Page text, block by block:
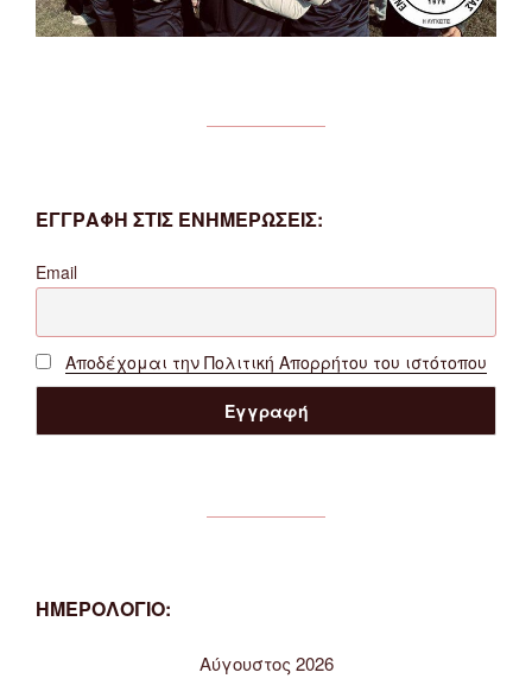
ΕΓΓΡΑΦΗ ΣΤΙΣ ΕΝΗΜΕΡΩΣΕΙΣ:
Email
Αποδέχομαι την Πολιτική Απορρήτου του ιστότοπου
ΗΜΕΡΟΛΟΓΙΟ:
Αύγουστος 2026